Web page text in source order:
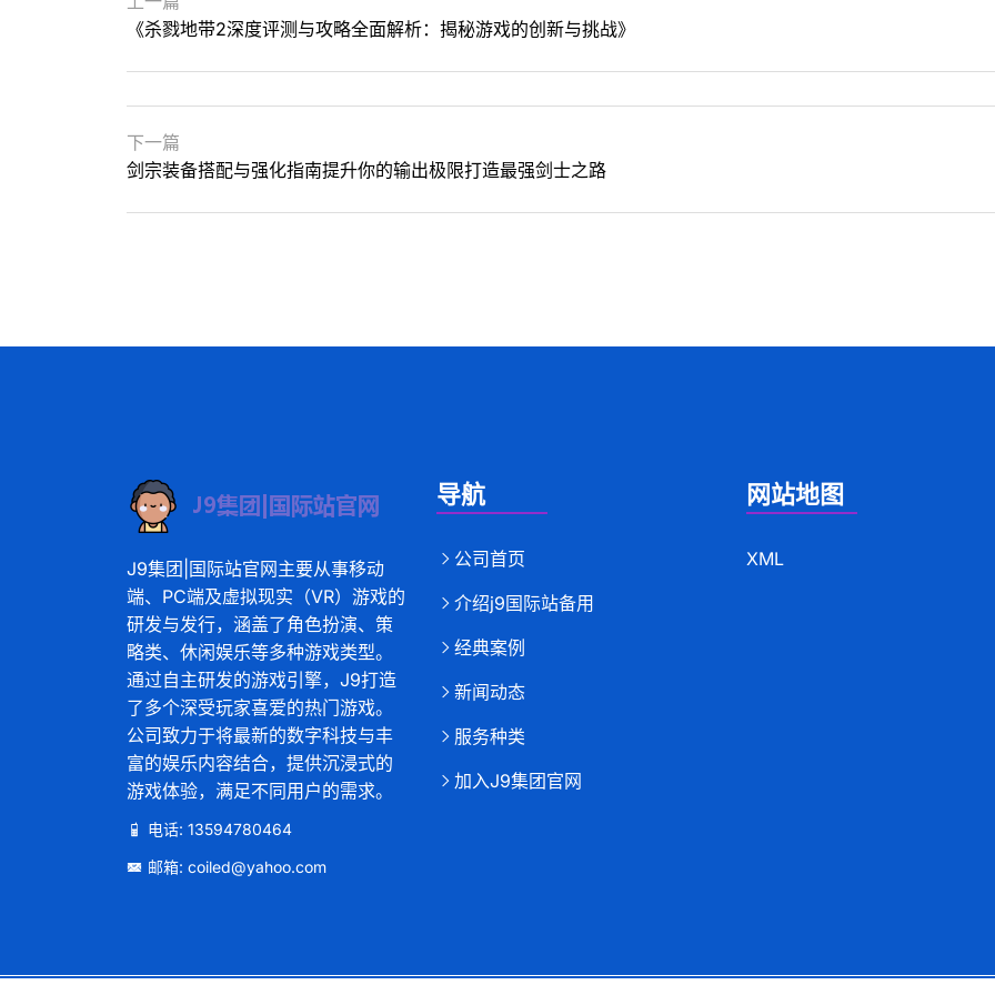
《杀戮地带2深度评测与攻略全面解析：揭秘游戏的创新与挑战》
下一篇
剑宗装备搭配与强化指南提升你的输出极限打造最强剑士之路
J9集团|国际站官网主要从事移动
端、PC端及虚拟现实（VR）游戏的
研发与发行，涵盖了角色扮演、策
略类、休闲娱乐等多种游戏类型。
通过自主研发的游戏引擎，J9打造
了多个深受玩家喜爱的热门游戏。
公司致力于将最新的数字科技与丰
富的娱乐内容结合，提供沉浸式的
游戏体验，满足不同用户的需求。
电话: 13594780464
邮箱: coiled@yahoo.com
导航
公司首页
介绍j9国际站备用
经典案例
新闻动态
服务种类
加入J9集团官网
网站地图
XML